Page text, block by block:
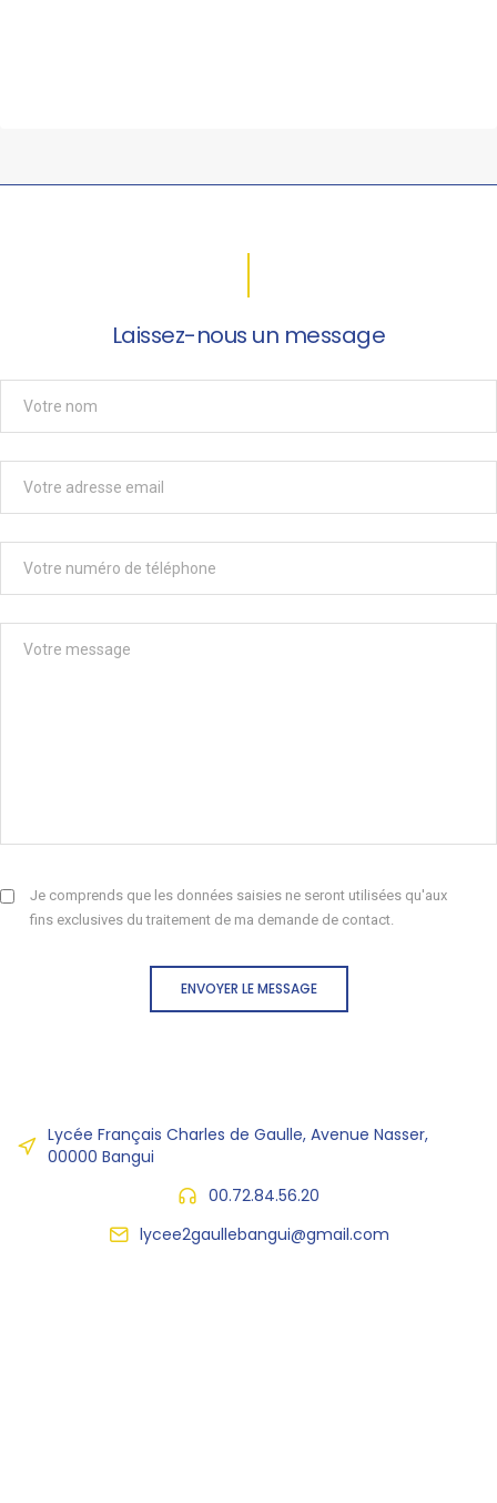
Laissez-nous un message
Je comprends que les données saisies ne seront utilisées qu'aux
fins exclusives du traitement de ma demande de contact.
ENVOYER LE MESSAGE
Lycée Français Charles de Gaulle, Avenue Nasser,
00000 Bangui
00.72.84.56.20
lycee2gaullebangui@gmail.com